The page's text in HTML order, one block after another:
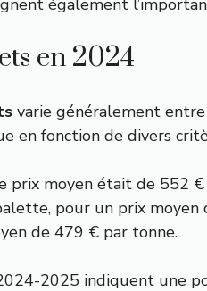
en 2024
varie généralement
en fonction de divers
prix moyen était de 552
pour un prix
de 479 € par tonne.
2025 indiquent une